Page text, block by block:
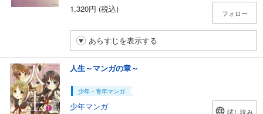
1,320円 (税込)
フォロー
あらすじを表示する
人生～マンガの章～
少年・青年マンガ
少年マンガ
試し読み